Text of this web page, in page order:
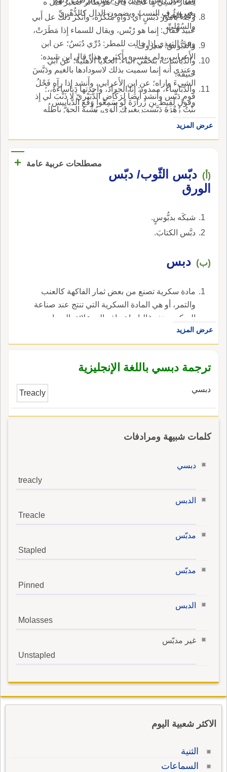
يغيرون ف النسب ويضمون الدال كالدُّهْريِّ
والسُهْليِّ.
ذكر اليمام.
وجاءَ بأُمور دُبْسٍ أَي دَواهٍ مُنْكَرَة، وأَنكر ذلك عل أَبي
عبيد فقال: إِنما هو رُبْس، ويقال للسماء إِذا مَطَرَتْ،
وفي التهذي إِذا خالت للمطر: دُرِّي دُبَسُ؛ عن ابن
الأَعرابي، ولم يفسره بأَكثر م هذا؛ قال ابن سيده:
وعندي أَنه إِنما سميت بذلك لاسودادها بالغيم ودَبَّسَ
الشيءَ واراه؛ عن ابن الأَعرابي، وأَنشد إِذا رآه فَحْلُ
قومٍ دَبَّس وأَنشد أَيضاً لِرَكَّاضٍ الدُّبَيْريّ لا ذَنْبَ لي إِذ
بِنْتُ زُهْرَةَ دَبَّسَت بغيرِك أَلْوَى، يُشْبِهُ الحقَّ باطِلُه
ودَبَّسْتُه: وارَيْتُه.
والدَّبُّوس: معروف.
والدِّبَاساتُ، بتخفي الباء: الخلايا الأَهليةُ؛ عن أَبي
حنيفة.
والدَّبَاساءُ، ممدود: إِنا الجراد، واحدتها دَِباساءَةٌ،،؛
وقول لَقِيط بن زُرارَةَ لو سَمِعُوا وَقْعَ الدَّبابيس
واحدها دَبُّوسٌ، قال: وأُراه معرَّباً.
عرض المزيد
مصطلحات عربية عامة +
(أ) دبّس الثّوب/ دبّس
الورق
شبكَه بدبُّوسٍ.
دبَّس الكتابَ.
(ب) دبس
مادة سكرية تصنع من بعض ثمار الفاكهة كالعنب
والتمر، أو هي المادة السكرية التي تنتج عند صناعة
السكر، وهذه غالبا ما تضاف إلى علائق الحيوان.
عرض المزيد
ترجمة دبسي باللغة الإنجليزية
دبسي Treacly
كلمات شبيهة ومرادفات
دبسي
treacly
الدبس
Treacle
مدبّس
Stapled
مدبّس
Pinned
الدبس
Molasses
غير مدبّس
Unstapled
الاكثر شعبية اليوم
الثنية
السماعات